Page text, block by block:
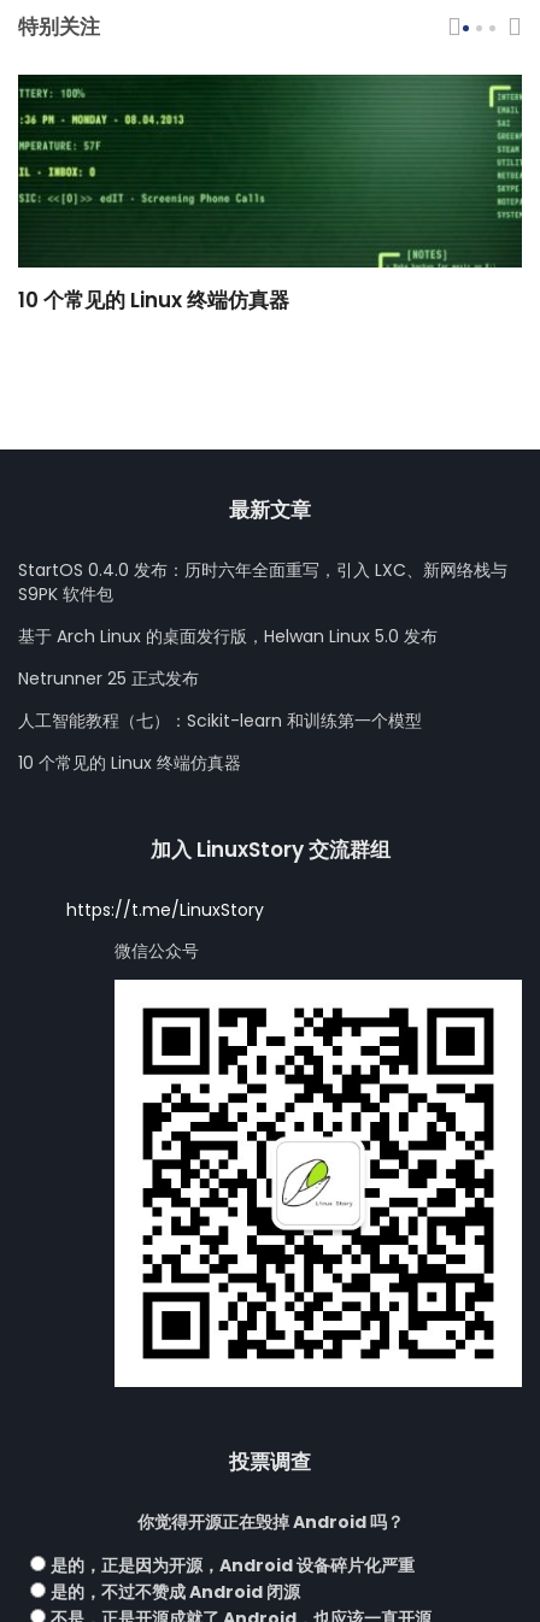
特别关注
10 个常见的 Linux 终端仿真器
最新文章
StartOS 0.4.0 发布：历时六年全面重写，引入 LXC、新网络栈与
S9PK 软件包
基于 Arch Linux 的桌面发行版，Helwan Linux 5.0 发布
Netrunner 25 正式发布
人工智能教程（七）：Scikit-learn 和训练第一个模型
10 个常见的 Linux 终端仿真器
加入 LinuxStory 交流群组
https://t.me/LinuxStory
微信公众号
投票调查
你觉得开源正在毁掉 Android 吗？
是的，正是因为开源，Android 设备碎片化严重
是的，不过不赞成 Android 闭源